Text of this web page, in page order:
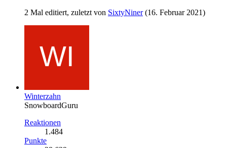
2 Mal editiert, zuletzt von SixtyNiner(16. Februar 2021)
Winterzahn
SnowboardGuru
Reaktionen
1.484
Punkte